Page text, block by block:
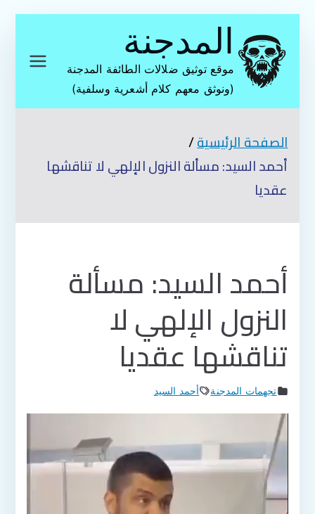
المحتوى
المدجنة
موقع توثيق ضلالات الطائفة المدجنة
(ونوثق معهم كلام أشعرية وسلفية)
الصفحة الرئيسية
أحمد السيد: مسألة النزول الإلهي لا تناقشها
عقديا
أحمد السيد: مسألة
النزول الإلهي لا
تناقشها عقديا
تجهمات المدجنة أحمد السيد
مشغل
الفيديو